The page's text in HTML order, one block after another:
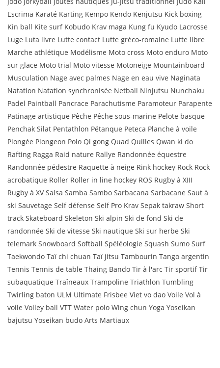
Escrima Karaté Karting Kempo Kendo Kenjutsu Kick boxing
Kin ball Kite surf Kobudo Krav maga Kung fu Kyudo Lacrosse
Luge Luta livre Lutte contact Lutte gréco-romaine Lutte libre
Marche athlétique Modélisme Moto cross Moto enduro Moto
sur glace Moto trial Moto vitesse Motoneige Mountainboard
Musculation Nage avec palmes Nage en eau vive Naginata
Natation Natation synchronisée Netball Ninjutsu Nunchaku
Padel Paintball Pancrace Parachutisme Paramoteur Parapente
Patinage artistique Pêche Pêche sous-marine Pelote basque
Penchak Silat Pentathlon Pétanque Peteca Planche à voile
Plongée Plongeon Polo Qi gong Quad Quilles Qwan ki do
Rafting Ragga Raid nature Rallye Randonnée équestre
Randonnée pédestre Raquette à neige Rink hockey Rock Rock
acrobatique Roller Roller in line hockey ROS Rugby à XIII
Rugby à XV Salsa Samba Sambo Sarbacana Sarbacane Saut à
ski Sauvetage Self défense Self Pro Krav Sepak takraw Short
track Skateboard Skeleton Ski alpin Ski de fond Ski de
randonnée Ski de vitesse Ski nautique Ski sur herbe Ski
telemark Snowboard Softball Spéléologie Squash Sumo Surf
Taekwondo Taï chi chuan Taï jitsu Tambourin Tango argentin
Tennis Tennis de table Thaing Bando Tir à l'arc Tir sportif Tir
subaquatique Traîneaux Trampoline Triathlon Tumbling
Twirling baton ULM Ultimate Frisbee Viet vo dao Voile Vol à
voile Volley ball VTT Water polo Wing chun Yoga Yoseikan
bajutsu Yoseikan budo Arts Martiaux